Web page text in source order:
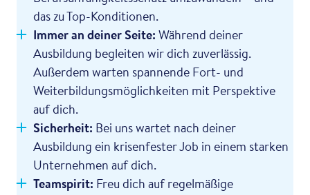
das zu Top-Konditionen.
Immer an deiner Seite:Während deiner
Ausbildung begleiten wir dich zuverlässig.
Außerdem warten spannende Fort- und
Weiterbildungsmöglichkeiten mit Perspektive
auf dich.
Sicherheit: Bei uns wartet nach deiner
Ausbildung ein krisenfester Job in einem starken
Unternehmen auf dich.
Teamspirit: Freu dich auf regelmäßige